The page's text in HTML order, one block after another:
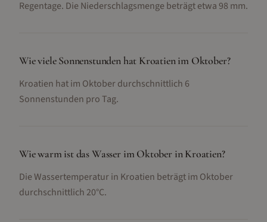
Regentage. Die Niederschlagsmenge beträgt etwa 98 mm.
Wie viele Sonnenstunden hat Kroatien im Oktober?
Kroatien hat im Oktober durchschnittlich 6
Sonnenstunden pro Tag.
Wie warm ist das Wasser im Oktober in Kroatien?
Die Wassertemperatur in Kroatien beträgt im Oktober
durchschnittlich 20°C.